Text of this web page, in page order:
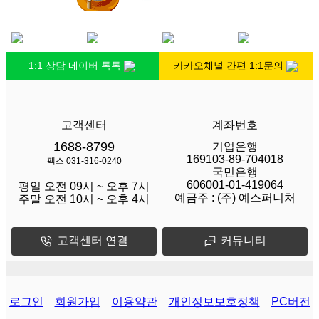
1:1 상담 네이버 톡톡 카카오채널 간편 1:1문의
고객센터
1688-8799
팩스 031-316-0240
평일 오전 09시 ~ 오후 7시
주말 오전 10시 ~ 오후 4시
고객센터 연결
계좌번호
기업은행
169103-89-704018
국민은행
606001-01-419064
예금주 : (주) 예스퍼니처
커뮤니티
로그인 회원가입 이용약관 개인정보보호정책 PC버전